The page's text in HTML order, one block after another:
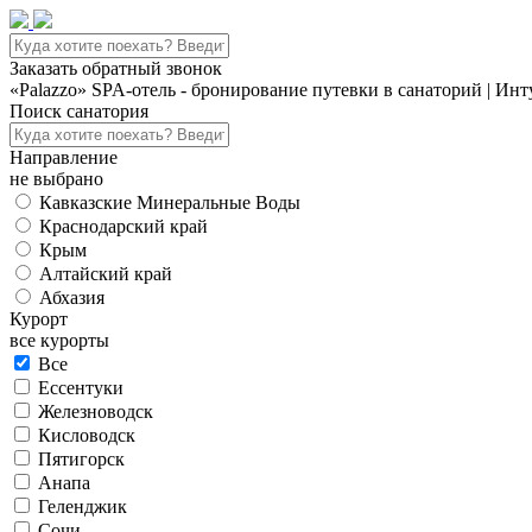
Заказать обратный звонок
«Palazzo» SPA-отель - бронирование путевки в санаторий |
Поиск санатория
Направление
не выбрано
Кавказские Минеральные Воды
Краснодарский край
Крым
Алтайский край
Абхазия
Курорт
все курорты
Все
Ессентуки
Железноводск
Кисловодск
Пятигорск
Анапа
Геленджик